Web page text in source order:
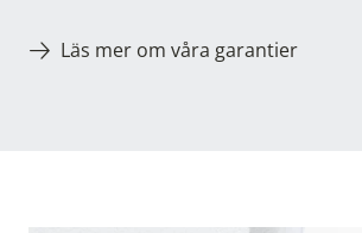
Läs mer om våra garantier